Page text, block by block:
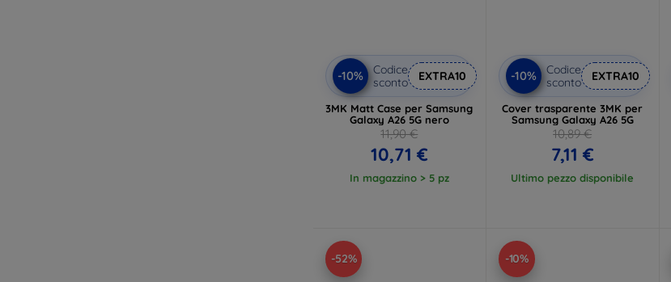
-10%
Codice
sconto
EXTRA10
3MK Matt Case per Samsung
Galaxy A26 5G nero
11,90 €
10,71 €
In magazzino > 5 pz
-10%
Codice
sconto
EXTRA10
Cover trasparente 3MK per
Samsung Galaxy A26 5G
10,89 €
7,11 €
Ultimo pezzo disponibile
-52% -10%